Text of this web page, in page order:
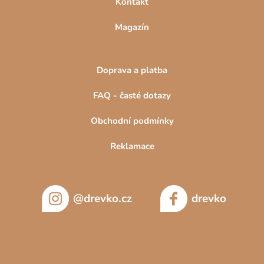
Magazín
Doprava a platba
FAQ - časté dotazy
Obchodní podmínky
Reklamace
@drevko.cz drevko